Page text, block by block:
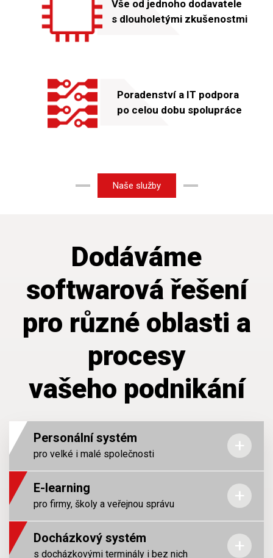
Vše od jednoho dodavatele
s dlouholetými zkušenostmi
Poradenství a IT podpora
po celou dobu spolupráce
Naše služby
Dodáváme
softwarová řešení
pro různé oblasti a
procesy
vašeho podnikání
Personální systém
pro velké i malé společnosti
HR systém
plusPortal
E-learning
pro firmy, školy a veřejnou správu
Docházkový systém
s docházkovými terminály i bez nich